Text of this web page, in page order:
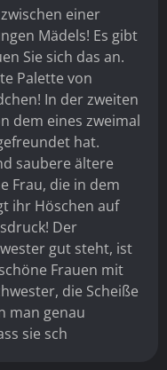
einer
Mädels! Es gibt
Sie sich das an.
Palette von
In der zweiten
dem eines zweimal
hat.
saubere ältere
Frau, die in dem
ihr Höschen auf
Der
gut steht, ist
Frauen mit
die Scheiße
man genau
sie sch